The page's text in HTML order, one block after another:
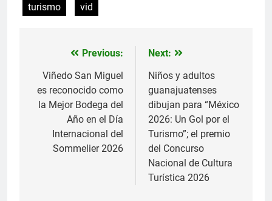
turismo
vid
Navegación
de
entradas
Previous:
Viñedo San Miguel
es reconocido como
la Mejor Bodega del
Año en el Día
Internacional del
Sommelier 2026
Next:
Niños y adultos
guanajuatenses
dibujan para “México
2026: Un Gol por el
Turismo”; el premio
del Concurso
Nacional de Cultura
Turística 2026